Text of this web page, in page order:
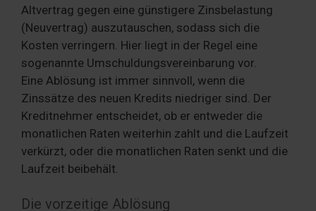
Altvertrag gegen eine günstigere Zinsbelastung
(Neuvertrag) auszutauschen, sodass sich die
Kosten verringern. Hier liegt in der Regel eine
sogenannte Umschuldungsvereinbarung vor.
Eine Ablösung ist immer sinnvoll, wenn die
Zinssätze des neuen Kredits niedriger sind. Der
Kreditnehmer entscheidet, ob er entweder die
monatlichen Raten weiterhin zahlt und die Laufzeit
verkürzt, oder die monatlichen Raten senkt und die
Laufzeit beibehält.
Die vorzeitige Ablösung